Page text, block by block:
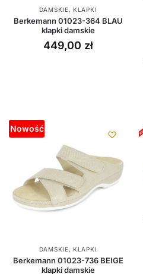
DAMSKIE,KLAPKI
Berkemann 01023-364 BLAU
klapki damskie
449,00 zł
Nowość
DAMSKIE,KLAPKI
Berkemann 01023-736 BEIGE
klapki damskie